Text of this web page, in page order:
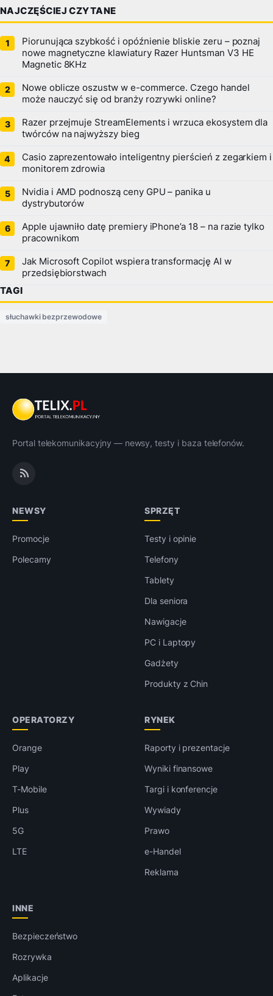
NAJCZĘŚCIEJ CZYTANE
Piorunująca szybkość i opóźnienie bliskie zeru – poznaj
nowe magnetyczne klawiatury Razer Huntsman V3 HE
Magnetic 8KHz
Nowe oblicze oszustw w e-commerce. Czego handel
może nauczyć się od branży rozrywki online?
Razer przejmuje StreamElements i wrzuca ekosystem dla
twórców na najwyższy bieg
Casio zaprezentowało inteligentny pierścień z zegarkiem i
monitorem zdrowia
Nvidia i AMD podnoszą ceny GPU – panika u
dystrybutorów
Apple ujawniło datę premiery iPhone’a 18 – na razie tylko
pracownikom
Jak Microsoft Copilot wspiera transformację AI w
przedsiębiorstwach
TAGI
słuchawki bezprzewodowe
Portal telekomunikacyjny — newsy, testy i baza telefonów.
NEWSY
Promocje
Polecamy
SPRZĘT
Testy i opinie
Telefony
Tablety
Dla seniora
Nawigacje
PC i Laptopy
Gadżety
Produkty z Chin
OPERATORZY
Orange
Play
T-Mobile
Plus
5G
LTE
RYNEK
Raporty i prezentacje
Wyniki finansowe
Targi i konferencje
Wywiady
Prawo
e-Handel
Reklama
INNE
Bezpieczeństwo
Rozrywka
Aplikacje